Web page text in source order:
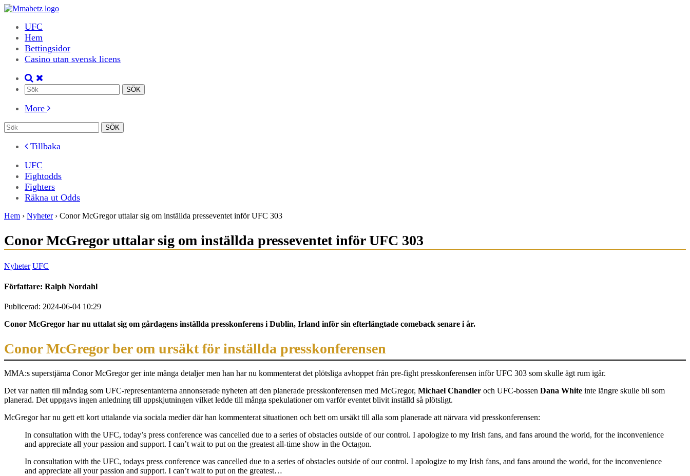
UFC
Hem
Bettingsidor
Casino utan svensk licens
More
Tillbaka
UFC
Fightodds
Fighters
Räkna ut Odds
Hem › Nyheter› Conor McGregor uttalar sig om inställda presseventet inför UFC 303
Conor McGregor uttalar sig om inställda presseventet inför UFC 303
Nyheter UFC
Författare: Ralph Nordahl
Publicerad: 2024-06-04 10:29
Conor McGregor har nu uttalat sig om gårdagens inställda presskonferens i Dublin, Irland inför sin efterlängtade comeback senare i år.
Conor McGregor ber om ursäkt för inställda presskonferensen
MMA:s superstjärna Conor McGregor ger inte många detaljer men han har nu kommenterat det plötsliga avhoppet från pre-fight presskonferensen inför UFC 303 som skulle ägt rum igår.
Det var natten till måndag som UFC-representanterna annonserade nyheten att den planerade presskonferensen med McGregor, Michael Chandler och UFC-bossen Dana White inte längre skulle bli som
planerad. Det uppgavs ingen anledning till uppskjutningen vilket ledde till många spekulationer om varför eventet blivit inställd så plötsligt.
McGregor har nu gett ett kort uttalande via sociala medier där han kommenterat situationen och bett om ursäkt till alla som planerade att närvara vid presskonferensen:
In consultation with the UFC, today’s press conference was cancelled due to a series of obstacles outside of our control. I apologize to my Irish fans, and fans around the world, for the inconvenience
and appreciate all your passion and support. I can’t wait to put on the greatest all-time show in the Octagon.
In consultation with the UFC, todays press conference was cancelled due to a series of obstacles outside of our control. I apologize to my Irish fans, and fans around the world, for the inconvenience
and appreciate all your passion and support. I can’t wait to put on the greatest…